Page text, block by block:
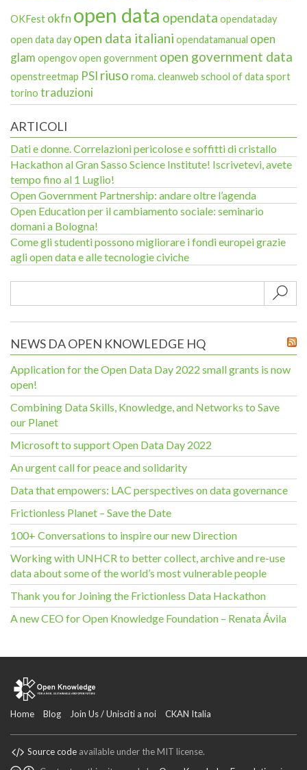
OKFest okfn open data opendata opendataday
open data day open data italiani opendatamanual open
glam opengovopen government open government data
openstreetmap PSI riuso roma. cleanweb school of data sport
torino traduzioni
ARTICOLI
Dati e donne. Correlazioni pericolose e soffitti di cristallo
Hackathon al Gran Sasso Science Institute! Iscrivetevi, avete
tempo fino al 1 Luglio!
Open Government Partnership: andare oltre l’agenda
Open Education per il cambiamento sociale: seminario
domani a Bologna!
Come gli studenti possono migliorare i fondi europei grazie
agli open data e alle tecnologie civiche
NEWS DA OPEN KNOWLEDGE HQ
Application for the Open Data Day 2022 small grants is now
open!
Combining Data Skills, Knowledge, and Networks to Save
our Planet
Microsoft to support Open Data Day 2022
An urgent call for peace and solidarity
Data that empowers: LAC perspectives on data governance
Frictionless Planet – Save the Date
100+ Conversations to inspire our new Direction
Working with UNHCR to better collect, archive and re-use
data about some of the world’s most vulnerable people
Thank you for Joining the Frictionless Data Hackathon
A new CEO for Open Knowledge Foundation – Renata Ávila
Home Blog Join Us / Unisciti a noi CKAN Italia
Source code available under the MIT license.